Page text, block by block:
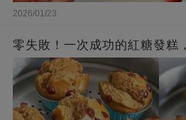
2026/01/23
零失敗！一次成功的紅糖發糕